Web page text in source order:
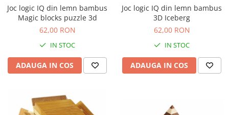
Joc logic IQ din lemn bambus
Magic blocks puzzle 3d
62,00 RON
IN STOC
ADAUGA IN COS
Joc logic IQ din lemn bambus
3D Iceberg
62,00 RON
IN STOC
ADAUGA IN COS